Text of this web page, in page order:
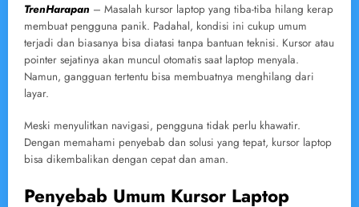
TrenHarapan – Masalah kursor laptop yang tiba-tiba hilang kerap
membuat pengguna panik. Padahal, kondisi ini cukup umum
terjadi dan biasanya bisa diatasi tanpa bantuan teknisi. Kursor atau
pointer sejatinya akan muncul otomatis saat laptop menyala.
Namun, gangguan tertentu bisa membuatnya menghilang dari
layar.
Meski menyulitkan navigasi, pengguna tidak perlu khawatir.
Dengan memahami penyebab dan solusi yang tepat, kursor laptop
bisa dikembalikan dengan cepat dan aman.
Penyebab Umum Kursor Laptop